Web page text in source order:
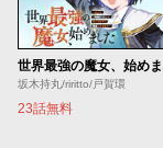
坂木持丸/riritto/戸賀環
23話無料